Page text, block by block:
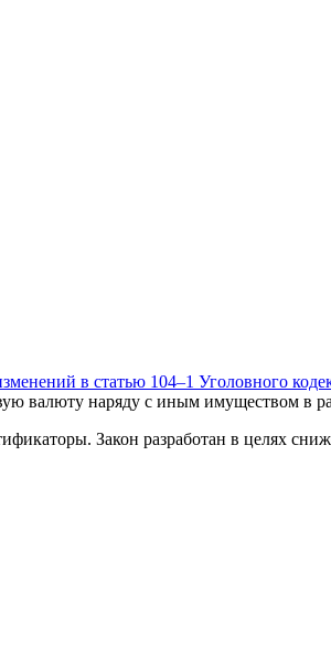
в статью 104–1 Уголовного
валюту наряду с иным имуществом в
Закон разработан в целях